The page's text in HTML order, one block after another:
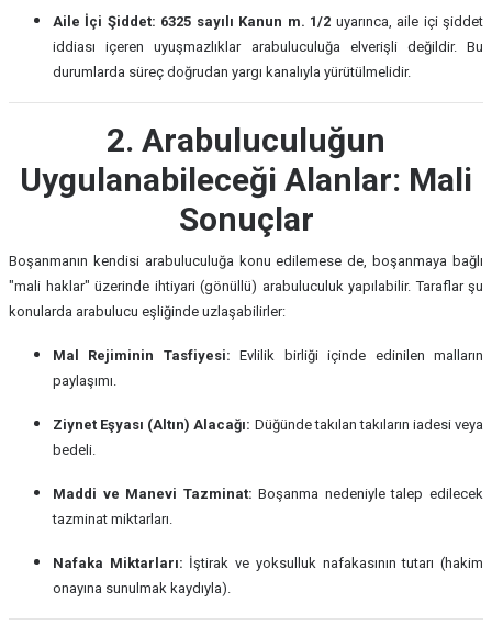
Aile İçi Şiddet: 6325 sayılı Kanun m. 1/2 uyarınca, aile içi şiddet
iddiası içeren uyuşmazlıklar arabuluculuğa elverişli değildir. Bu
durumlarda süreç doğrudan yargı kanalıyla yürütülmelidir.
2. Arabuluculuğun
Uygulanabileceği Alanlar: Mali
Sonuçlar
Boşanmanın kendisi arabuluculuğa konu edilemese de, boşanmaya bağlı
"mali haklar" üzerinde ihtiyari (gönüllü) arabuluculuk yapılabilir. Taraflar şu
konularda arabulucu eşliğinde uzlaşabilirler:
Mal Rejiminin Tasfiyesi: Evlilik birliği içinde edinilen malların
paylaşımı.
Ziynet Eşyası (Altın) Alacağı: Düğünde takılan takıların iadesi veya
bedeli.
Maddi ve Manevi Tazminat: Boşanma nedeniyle talep edilecek
tazminat miktarları.
Nafaka Miktarları: İştirak ve yoksulluk nafakasının tutarı (hakim
onayına sunulmak kaydıyla).